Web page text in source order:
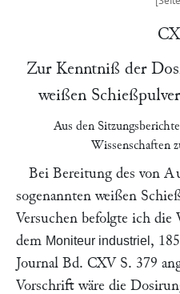
Zur Kenntniß der
weißen
Aus den
Wissenschaften
Bei Bereitung des von
sogenannten weißen
Versuchen befolgte ich die
dem Moniteur industriel ,
Journal Bd. CXV S. 379
Vorschrift wäre die